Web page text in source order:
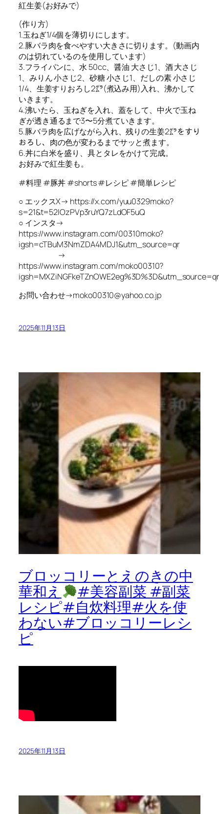
紅生姜(お好みで)
(作り方)
1.玉ねぎ1/4個を薄切りにします。
2.豚バラ肉を食べやすい大きさに切ります。(動画内
のは切れているのを使用しています)
3.フライパンに、水 50cc、醤油 大さじ1、酒 大さじ
1、みりん 小さじ2、砂糖 小さじ1、だしの素 小さじ
1/4、生姜すりおろし2㌘(煮込み用)入れ、沸かして
いきます。
4.沸いたら、玉ねぎを入れ、蓋をして、中火で玉ね
ぎが透き通るまで3〜5分煮ていきます。
5.豚バラ肉を広げながら入れ、残りの生姜2㌘をすり
おろし、肉の色が変わるまでサッと煮ます。
6.丼に白米を盛り、具とタレをかけて完成。
お好みで紅生姜も。
#料理 #豚丼 #shorts #レシピ #簡単レシピ
○ エックスX→ https://x.com/yuu0329moko?
s=21&t=52lOzPVp3ruYQ7zLdOF5uQ
○ インスタ→
https://www.instagram.com/00310moko?
igsh=cTBuM3NmZDA4MDJ1&utm_source=qr
→
https://www.instagram.com/moko00310?
igsh=MXZiNGFkeTZnOWE2eg%3D%3D&utm_source=qr
お問い合わせ→moko00310@yahoo.co.jp
2025年11月13日
ブロッコリーとえのきの中
華和え
#美容副菜 #副菜
レシピ#自炊料理#火を使
わない#ブロッコリーレシ
ピ
2025年11月13日